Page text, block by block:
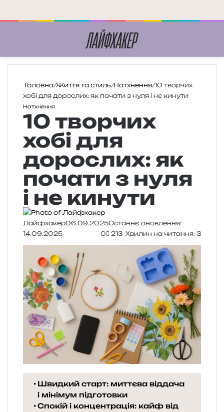
Головна/Життя та стиль/Натхнення/10 творчих
хобі для дорослих: як почати з нуля і не кинути
Натхнення
10 творчих
хобі для
дорослих: як
почати з нуля
і не кинути
Лайфхакер06.09.2025Останнє оновлення:
14.09.2025
0 213 Хвилин на читання: 3
Швидкий старт: миттєва віддача
і мінімум підготовки
Спокій і концентрація: кайф від